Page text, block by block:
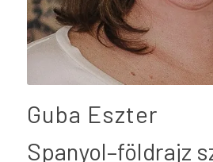
Guba Eszter
Spanyol–földrajz